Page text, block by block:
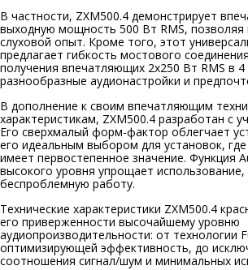
В частности, ZXM500.4 демонстрирует
выходную мощность 500 Вт RMS,
слуховой опыт. Кроме того, этот
предлагает гибкость мостового
получения впечатляющих 2x250 Вт RMS в
разнообразные аудионастройки и
В дополнение к своим впечатляющим
характеристикам, ZXM500.4 разработан с
Его сверхмалый форм-фактор облегчает
его идеальным выбором для установок,
имеет первостепенное значение. Функция
высокого уровня упрощает использование,
беспроблемную работу.
Технические характеристики ZXM500.4
его приверженности высочайшему уровню
аудиопроизводительности: от технологии
оптимизирующей эффективность, до
соотношения сигнал/шум и минимальных